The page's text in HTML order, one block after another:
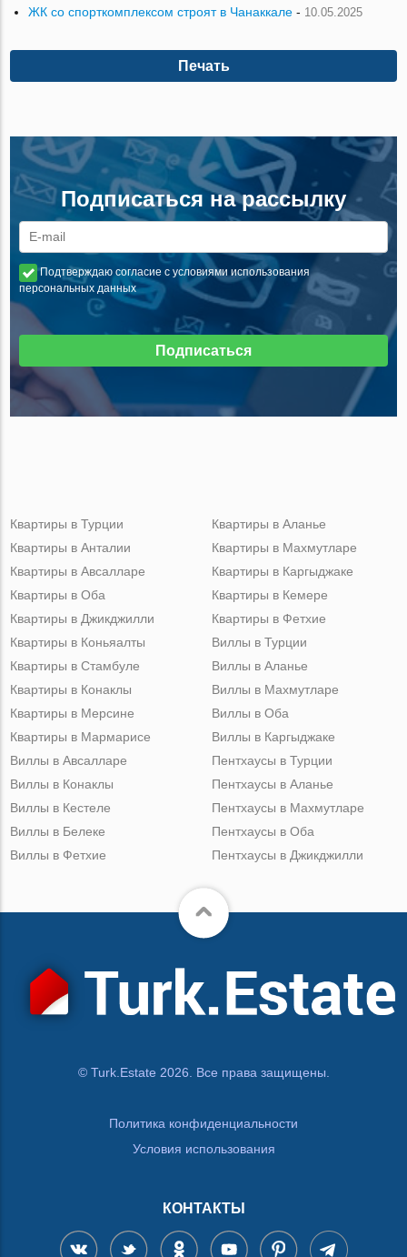
ЖК со спорткомплексом строят в Чанаккале - 10.05.2025
Печать
Подписаться на рассылку
Подтверждаю согласие с условиями использования
персональных данных
Подписаться
Квартиры в Турции
Квартиры в Анталии
Квартиры в Авсалларе
Квартиры в Оба
Квартиры в Джикджилли
Квартиры в Аланье
Квартиры в Махмутларе
Квартиры в Каргыджаке
Квартиры в Кемере
Квартиры в Фетхие
Квартиры в Коньяалты
Квартиры в Стамбуле
Квартиры в Конаклы
Квартиры в Мерсине
Квартиры в Мармарисе
Виллы в Турции
Виллы в Аланье
Виллы в Махмутларе
Виллы в Оба
Виллы в Каргыджаке
Виллы в Авсалларе
Виллы в Конаклы
Виллы в Кестеле
Виллы в Белеке
Виллы в Фетхие
Пентхаусы в Турции
Пентхаусы в Аланье
Пентхаусы в Махмутларе
Пентхаусы в Оба
Пентхаусы в Джикджилли
© Turk.Estate 2026. Все права защищены.
Политика конфиденциальности
Условия использования
КОНТАКТЫ